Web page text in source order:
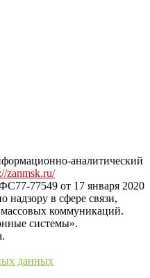
области на сайте
аналитический
zanmsk.ru/
77549 от 17 января 2020
надзору в сфере связи,
коммуникаций.
системы».
данных